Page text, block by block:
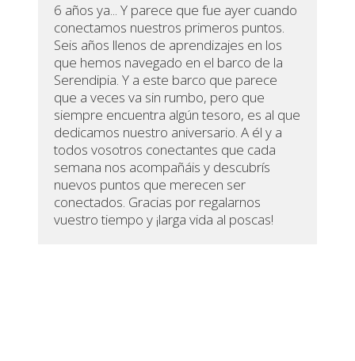
6 años ya... Y parece que fue ayer cuando
conectamos nuestros primeros puntos.
Seis años llenos de aprendizajes en los
que hemos navegado en el barco de la
Serendipia. Y a este barco que parece
que a veces va sin rumbo, pero que
siempre encuentra algún tesoro, es al que
dedicamos nuestro aniversario. A él y a
todos vosotros conectantes que cada
semana nos acompañáis y descubrís
nuevos puntos que merecen ser
conectados. Gracias por regalarnos
vuestro tiempo y ¡larga vida al poscas!